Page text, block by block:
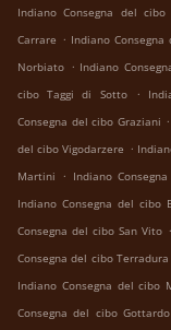
Indiano Consegna del
Carrare . Indiano
Norbiato . Indiano
cibo Taggi di Sotto
.
Consegna del cibo Graziani .
del cibo Vigodarzere .
Martini . Indiano
Indiano Consegna del cibo
Consegna del cibo San Vito .
Consegna del cibo Terradura
Indiano Consegna del cibo
Consegna del cibo Gottardo